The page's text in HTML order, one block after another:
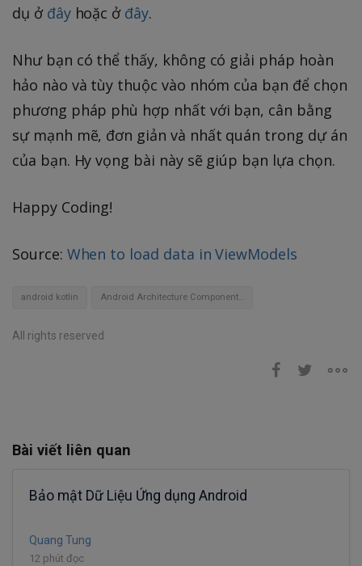
dụ ở đâyhoặc ở đây.
Như bạn có thể thấy, không có giải pháp hoàn
hảo nào và tùy thuộc vào nhóm của bạn để chọn
phương pháp phù hợp nhất với bạn, cân bằng
sự mạnh mẽ, đơn giản và nhất quán trong dự án
của bạn. Hy vọng bài này sẽ giúp bạn lựa chọn.
Happy Coding!
Source: When to load data in ViewModels
android kotlin Android Architecture Components ViewModel
All rights reserved
Bài viết liên quan
Bảo mật Dữ Liệu Ứng dụng Android
Quang Tung
12 phút đọc